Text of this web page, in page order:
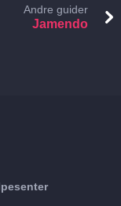
Andre guider
Jamendo